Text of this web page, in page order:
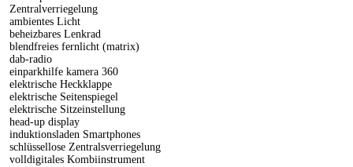
Zentralverriegelung
ambientes Licht
beheizbares Lenkrad
blendfreies fernlicht (matrix)
dab-radio
einparkhilfe kamera 360
elektrische Heckklappe
elektrische Seitenspiegel
elektrische Sitzeinstellung
head-up display
induktionsladen Smartphones
schlüssellose Zentralsverriegelung
volldigitales Kombiinstrument